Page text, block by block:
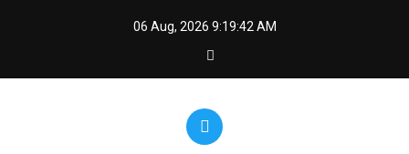
06 Aug, 2026 9:19:42 AM